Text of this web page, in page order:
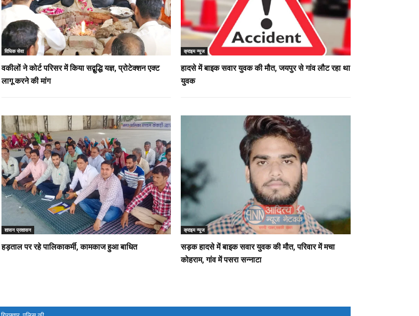
विधिक सेवा
वकीलों ने कोर्ट परिसर में किया सद्बुद्धि यज्ञ, प्रोटेक्शन एक्ट
लागू करने की मांग
क्राइम न्यूज
हादसे में बाइक सवार युवक की मौत, जयपुर से गांव लौट रहा था
युवक
शासन प्रशासन
हड़ताल पर रहे पालिकाकर्मी, कामकाज हुआ बाधित
क्राइम न्यूज
सड़क हादसे में बाइक सवार युवक की मौत, परिवार में मचा
कोहराम, गांव में पसरा सन्नाटा